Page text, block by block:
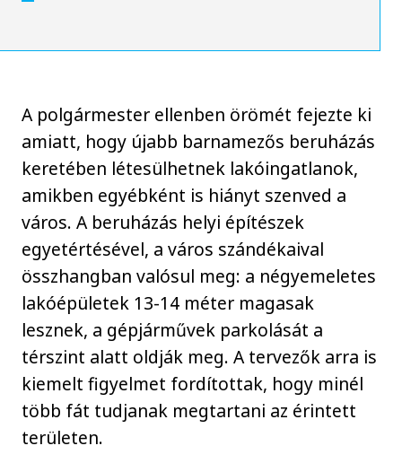
A polgármester ellenben örömét fejezte ki
amiatt, hogy újabb barnamezős beruházás
keretében létesülhetnek lakóingatlanok,
amikben egyébként is hiányt szenved a
város. A beruházás helyi építészek
egyetértésével, a város szándékaival
összhangban valósul meg: a négyemeletes
lakóépületek 13-14 méter magasak
lesznek, a gépjárművek parkolását a
térszint alatt oldják meg. A tervezők arra is
kiemelt figyelmet fordítottak, hogy minél
több fát tudjanak megtartani az érintett
területen.